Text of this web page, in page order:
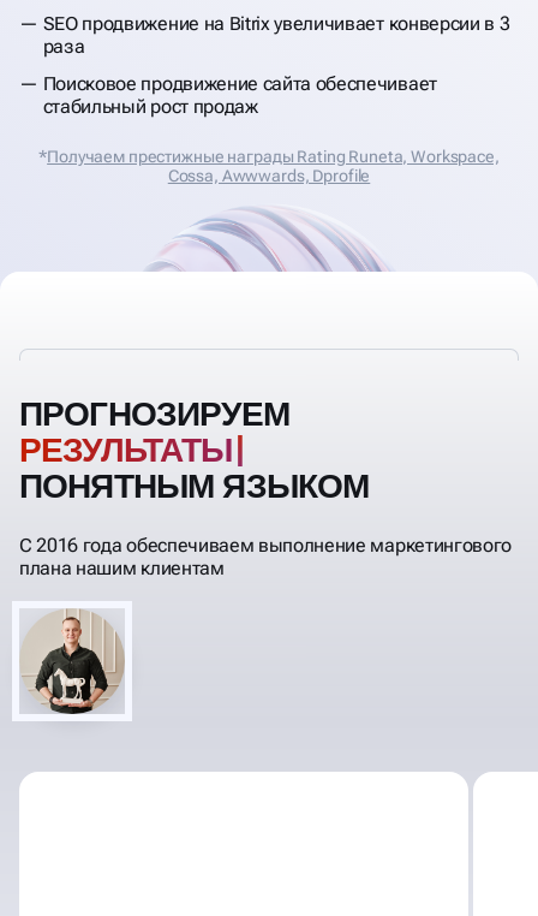
SEO продвижение на Bitrix увеличивает конверсии в 3
раза
Поисковое продвижение сайта обеспечивает
стабильный рост продаж
*Получаем престижные награды Rating Runeta, Workspace,
Cossa, Аwwwards, Dprofile
ПРОГНОЗИРУЕМ
ПОНЯТНЫМ ЯЗЫКОМ
С 2016 года обеспечиваем выполнение маркетингового
плана нашим клиентам